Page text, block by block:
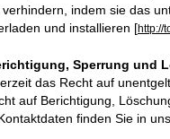
indem sie das
und installieren [http://
Sperrung und
das Recht auf
auf Berichtigung,
finden Sie in